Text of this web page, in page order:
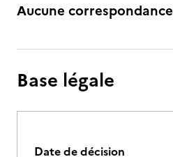
Aucune correspondance
Base légale
Date de décision